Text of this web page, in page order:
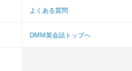
よくある質問
DMM英会話トップへ